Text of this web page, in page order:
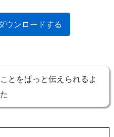
ウンロードする
とをぱっと伝えられるよ